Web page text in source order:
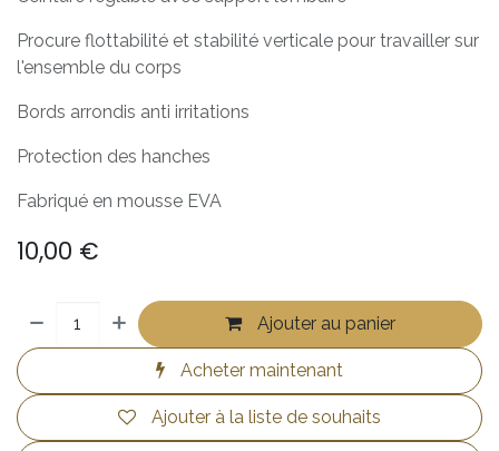
Procure flottabilité et stabilité verticale pour travailler sur
l'ensemble du corps
Bords arrondis anti irritations
Protection des hanches
Fabriqué en mousse EVA
10,00 €
Ajouter au panier
Acheter maintenant
Ajouter à la liste de souhaits